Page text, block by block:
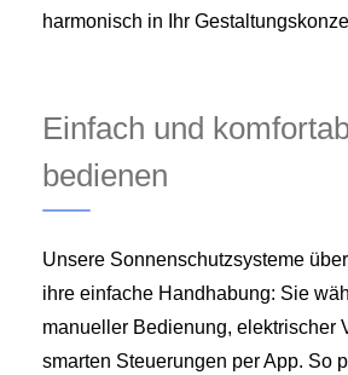
harmonisch in Ihr
Einfach und
bedienen
Unsere Sonnenschutzsysteme
ihre einfache Handhabung: Sie
manueller Bedienung, elektrischer
smarten Steuerungen per App. So